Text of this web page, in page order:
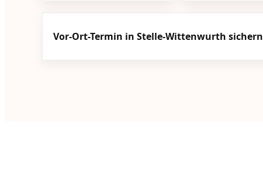
Vor-Ort-Termin in Stelle-Wittenwurth sichern